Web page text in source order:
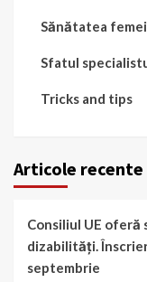
Sănătatea
Sfatul
Tricks and tips
Articole recente
Consiliul UE
dizabilități.
septembrie